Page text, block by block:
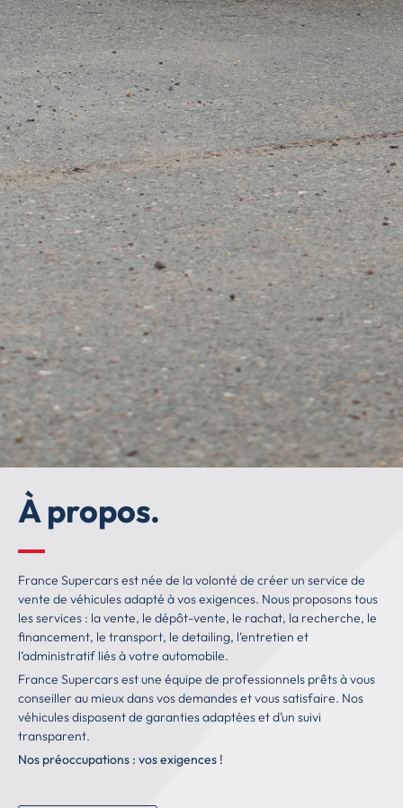
À propos.
France Supercars est née de la volonté de créer un service de
vente de véhicules adapté à vos exigences. Nous proposons tous
les services : la vente, le dépôt-vente, le rachat, la recherche, le
financement, le transport, le detailing, l’entretien et
l’administratif liés à votre automobile.
France Supercars est une équipe de professionnels prêts à vous
conseiller au mieux dans vos demandes et vous satisfaire. Nos
véhicules disposent de garanties adaptées et d’un suivi
transparent.
Nos préoccupations : vos exigences !